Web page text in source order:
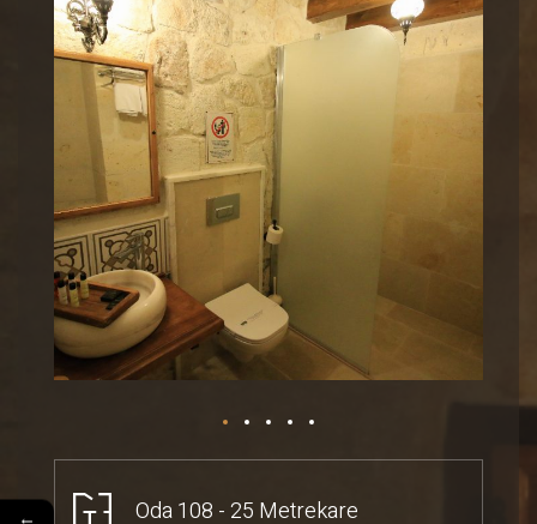
Oda 108 - 25 Metrekare
←